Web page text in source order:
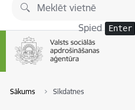
Pāriet uz lapas saturu
Spied Enter
Sākums Sīkdatnes